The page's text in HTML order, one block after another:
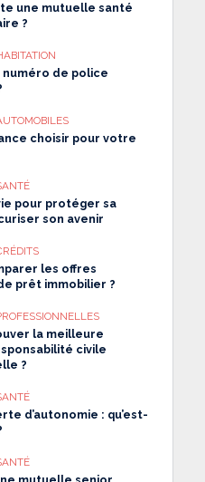
une mutuelle santé
?
numéro de police
choisir pour votre
pour protéger sa
son avenir
les offres
prêt immobilier ?
la meilleure
civile
?
d’autonomie : qu’est-